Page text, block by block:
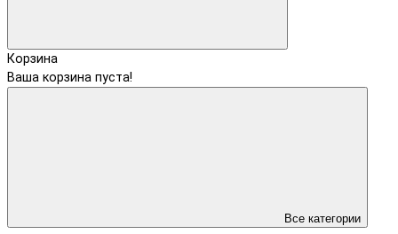
Корзина
Ваша корзина пуста!
Все категории